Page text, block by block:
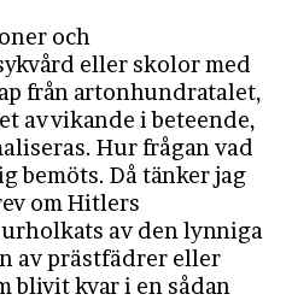
och
eller skolor med
från artonhundratalet,
avvikande i beteende,
Hur frågan vad
bemöts. Då tänker jag
om Hitlers
av den lynniga
av prästfädrer eller
blivit kvar i en sådan